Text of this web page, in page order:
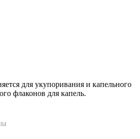
для укупоривания и капельного
флаконов для капель.